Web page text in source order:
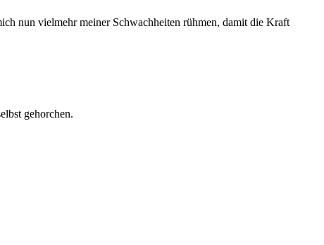
nun vielmehr meiner Schwachheiten rühmen, damit die Kraft
gehorchen.